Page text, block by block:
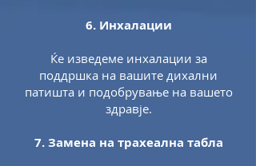
6. Инхалации
Ќе изведеме инхалации за
поддршка на вашите дихални
патишта и подобрување на вашето
здравје.
7. Замена на трахеална табла